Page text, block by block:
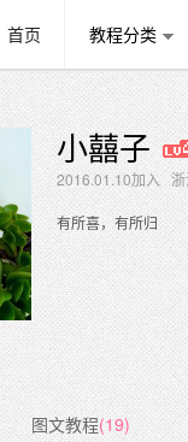
首页 教程分类
小囍子
2016.01.10加入
有所喜，有所归
图文教程(19)